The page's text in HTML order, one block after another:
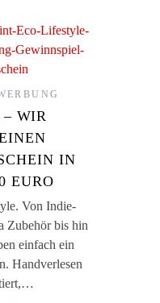
WIR
IN
EURO
Von Indie-
Zubehör bis hin
einfach ein
Handverlesen